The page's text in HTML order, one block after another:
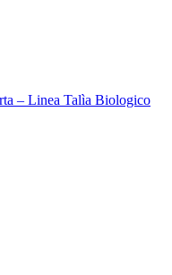
– Linea Talìa Biologico